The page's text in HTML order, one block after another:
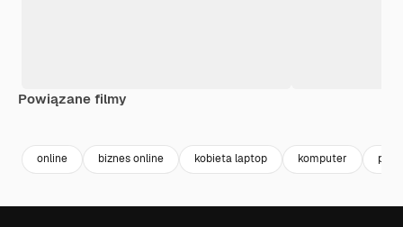
Powiązane filmy
online biznes online kobieta laptop komputer